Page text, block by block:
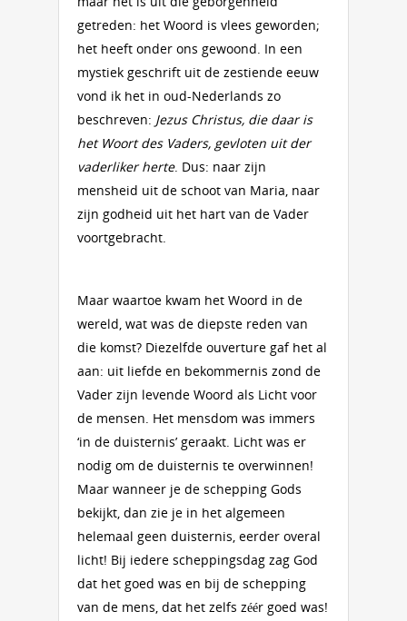
getreden: het Woord is vlees geworden;
het heeft onder ons gewoond. In een
mystiek geschrift uit de zestiende eeuw
vond ik het in oud-Nederlands zo
beschreven: Jezus Christus, die daar is
het Woort des Vaders, gevloten uit der
vaderliker herte. Dus: naar zijn
mensheid uit de schoot van Maria, naar
zijn godheid uit het hart van de Vader
voortgebracht.
Maar waartoe kwam het Woord in de
wereld, wat was de diepste reden van
die komst? Diezelfde ouverture gaf het al
aan: uit liefde en bekommernis zond de
Vader zijn levende Woord als Licht voor
de mensen. Het mensdom was immers
‘in de duisternis’ geraakt. Licht was er
nodig om de duisternis te overwinnen!
Maar wanneer je de schepping Gods
bekijkt, dan zie je in het algemeen
helemaal geen duisternis, eerder overal
licht! Bij iedere scheppingsdag zag God
dat het goed was en bij de schepping
van de mens, dat het zelfs zéér goed was!